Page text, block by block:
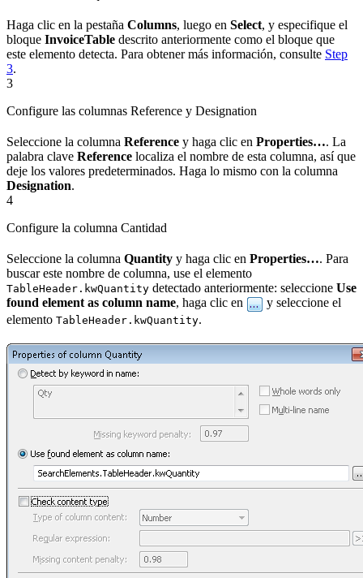
Haga clic en la pestaña Columns, luego en Select, y especifique el
bloque InvoiceTable descrito anteriormente como el bloque que
este elemento detecta. Para obtener más información, consulte Step
3.
3
Configure las columnas Reference y Designation
Seleccione la columna Reference y haga clic en Properties…. La
palabra clave Reference localiza el nombre de esta columna, así que
deje los valores predeterminados. Haga lo mismo con la columna
Designation.
4
Configure la columna Cantidad
Seleccione la columna Quantity y haga clic en Properties…. Para
buscar este nombre de columna, use el elemento
TableHeader.kwQuantity detectado anteriormente: seleccione Use
found element as column name, haga clic en
y seleccione el
elemento TableHeader.kwQuantity.